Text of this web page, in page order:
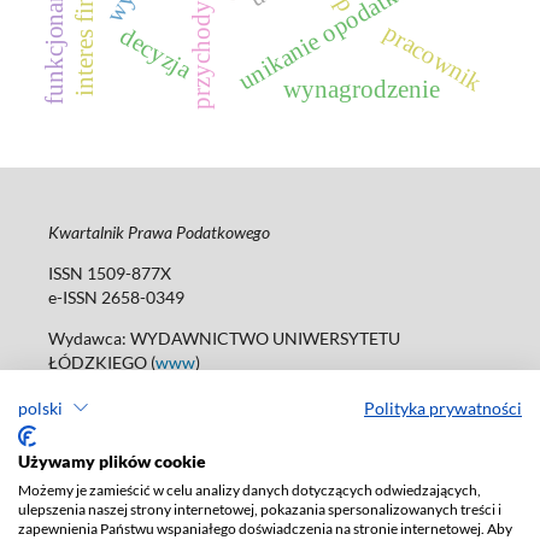
polski Polityka prywatności
Używamy plików cookie
Możemy je zamieścić w celu analizy danych dotyczących odwiedzających,
ulepszenia naszej strony internetowej, pokazania spersonalizowanych treści i
zapewnienia Państwu wspaniałego doświadczenia na stronie internetowej. Aby
pracownik
wynagrodzenie
decyzja
Kwartalnik Prawa Podatkowego
ISSN 1509-877X
e-ISSN 2658-0349
Wydawca: WYDAWNICTWO UNIWERSYTETU
ŁÓDZKIEGO (www)
tel. 42 235 01 65; 42 635 55 80
Deklaracja dostępności